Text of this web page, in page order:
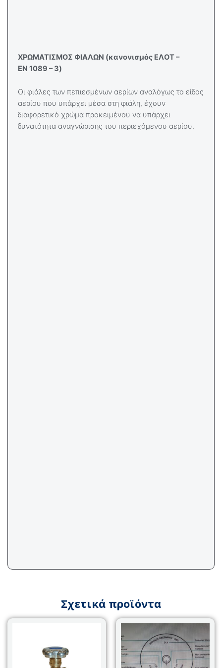
ΧΡΩΜΑΤΙΣΜΟΣ ΦΙΑΛΩΝ (κανονισμός ΕΛΟΤ –
EN 1089 – 3)
Οι φιάλες των πεπιεσμένων αερίων αναλόγως το είδος
αερίου που υπάρχει μέσα στη φιάλη, έχουν
διαφορετικό χρώμα προκειμένου να υπάρχει
δυνατότητα αναγνώρισης του περιεχόμενου αερίου.
Σχετικά προϊόντα